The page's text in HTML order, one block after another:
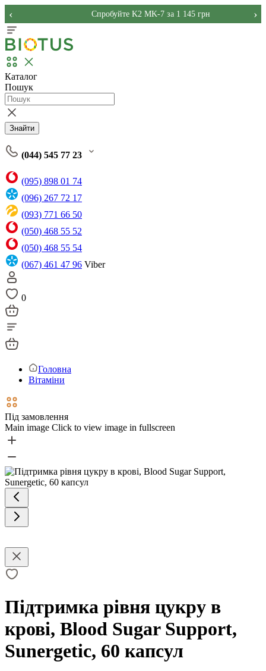
Спробуйте K2 MK-7 за 1 145 грн
‹ ›
Каталог
Пошук
Знайти
(044) 545 77 23
(095) 898 01 74
(096) 267 72 17
(093) 771 66 50
(050) 468 55 52
(050) 468 55 54
(067) 461 47 96 Viber
0
Головна
Вітаміни
Під замовлення
Main image Click to view image in fullscreen
Підтримка рівня цукру в
крові, Blood Sugar Support,
Sunergetic, 60 капсул